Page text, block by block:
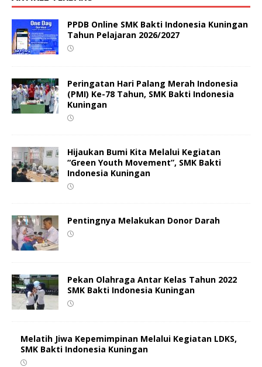
PPDB Online SMK Bakti Indonesia Kuningan
Tahun Pelajaran 2026/2027
Peringatan Hari Palang Merah Indonesia
(PMI) Ke-78 Tahun, SMK Bakti Indonesia
Kuningan
Hijaukan Bumi Kita Melalui Kegiatan
“Green Youth Movement”, SMK Bakti
Indonesia Kuningan
Pentingnya Melakukan Donor Darah
Pekan Olahraga Antar Kelas Tahun 2022
SMK Bakti Indonesia Kuningan
Melatih Jiwa Kepemimpinan Melalui Kegiatan LDKS,
SMK Bakti Indonesia Kuningan